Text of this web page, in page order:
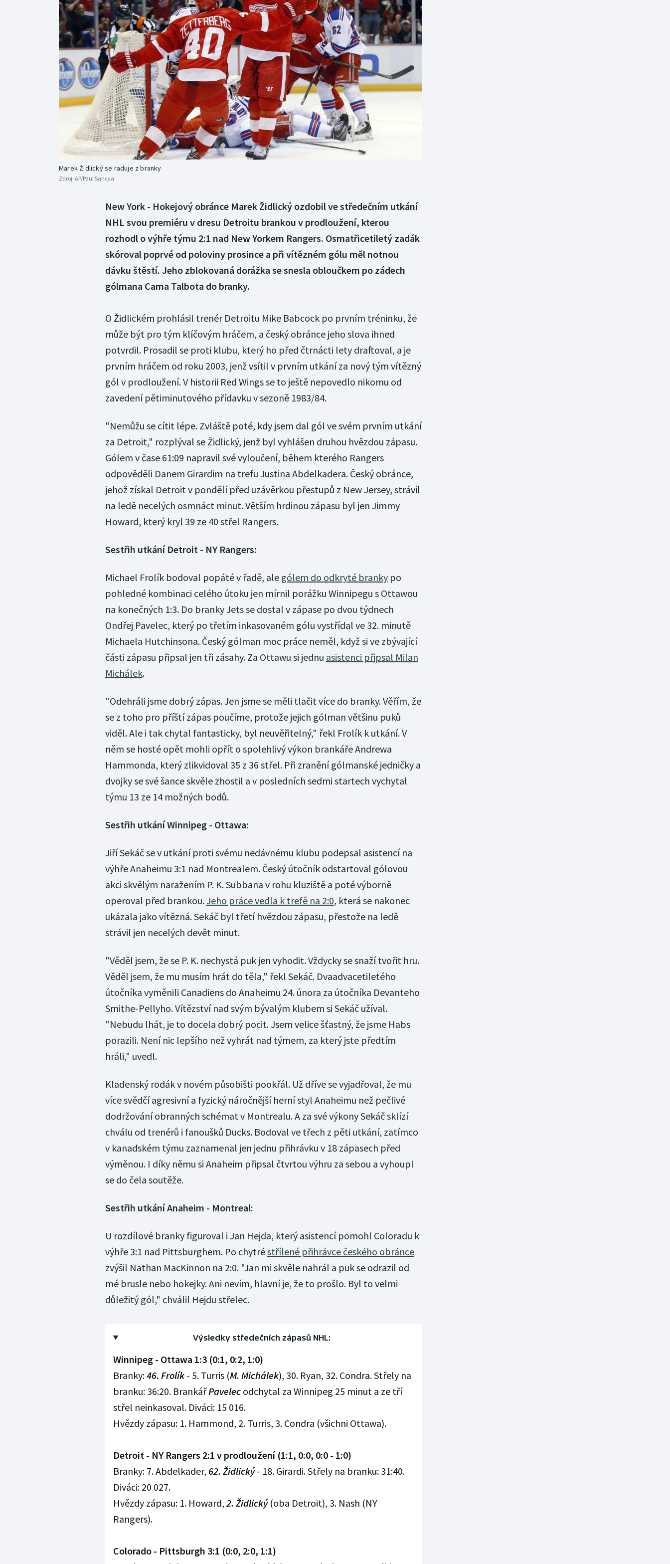
Curling
Dostihy
Florbal
Futsal
Golf
Gymnastika
Moderní pětiboj
Motorsport
Olympijské hry
Parasport
Plavání
Plážový volejbal
Triatlon
Veslování
Vodní slalom
Volejbal
Marek Židlický se raduje z branky
Zdroj: AP/Paul Sancya
New York - Hokejový obránce Marek Židlický ozdobil ve středečním utkání
NHL svou premiéru v dresu Detroitu brankou v prodloužení, kterou
rozhodl o výhře týmu 2:1 nad New Yorkem Rangers. Osmatřicetiletý zadák
skóroval poprvé od poloviny prosince a při vítězném gólu měl notnou
dávku štěstí. Jeho zblokovaná dorážka se snesla obloučkem po zádech
gólmana Cama Talbota do branky.
O Židlickém prohlásil trenér Detroitu Mike Babcock po prvním tréninku, že
může být pro tým klíčovým hráčem, a český obránce jeho slova ihned
potvrdil. Prosadil se proti klubu, který ho před čtrnácti lety draftoval, a je
prvním hráčem od roku 2003, jenž vsítil v prvním utkání za nový tým vítězný
gól v prodloužení. V historii Red Wings se to ještě nepovedlo nikomu od
zavedení pětiminutového přídavku v sezoně 1983/84.
"Nemůžu se cítit lépe. Zvláště poté, kdy jsem dal gól ve svém prvním utkání
za Detroit," rozplýval se Židlický, jenž byl vyhlášen druhou hvězdou zápasu.
Gólem v čase 61:09 napravil své vyloučení, během kterého Rangers
odpověděli Danem Girardim na trefu Justina Abdelkadera. Český obránce,
jehož získal Detroit v pondělí před uzávěrkou přestupů z New Jersey, strávil
na ledě necelých osmnáct minut. Větším hrdinou zápasu byl jen Jimmy
Howard, který kryl 39 ze 40 střel Rangers.
Sestřih utkání Detroit - NY Rangers:
Michael Frolík bodoval popáté v řadě, ale gólem do odkryté brankypo
pohledné kombinaci celého útoku jen mírnil porážku Winnipegu s Ottawou
na konečných 1:3. Do branky Jets se dostal v zápase po dvou týdnech
Ondřej Pavelec, který po třetím inkasovaném gólu vystřídal ve 32. minutě
Michaela Hutchinsona. Český gólman moc práce neměl, když si ve zbývající
části zápasu připsal jen tři zásahy. Za Ottawu si jednu asistenci připsal Milan
Michálek.
"Odehráli jsme dobrý zápas. Jen jsme se měli tlačit více do branky. Věřím, že
se z toho pro příští zápas poučíme, protože jejich gólman většinu puků
viděl. Ale i tak chytal fantasticky, byl neuvěřitelný," řekl Frolík k utkání. V
něm se hosté opět mohli opřít o spolehlivý výkon brankáře Andrewa
Hammonda, který zlikvidoval 35 z 36 střel. Při zranění gólmanské jedničky a
dvojky se své šance skvěle zhostil a v posledních sedmi startech vychytal
týmu 13 ze 14 možných bodů.
Sestřih utkání Winnipeg - Ottawa:
Jiří Sekáč se v utkání proti svému nedávnému klubu podepsal asistencí na
výhře Anaheimu 3:1 nad Montrealem. Český útočník odstartoval gólovou
akci skvělým naražením P. K. Subbana v rohu kluziště a poté výborně
operoval před brankou.Jeho práce vedla k trefě na 2:0, která se nakonec
ukázala jako vítězná. Sekáč byl třetí hvězdou zápasu, přestože na ledě
strávil jen necelých devět minut.
"Věděl jsem, že se P. K. nechystá puk jen vyhodit. Vždycky se snaží tvořit hru.
Věděl jsem, že mu musím hrát do těla," řekl Sekáč. Dvaadvacetiletého
útočníka vyměnili Canadiens do Anaheimu 24. února za útočníka Devanteho
Smithe-Pellyho. Vítězství nad svým bývalým klubem si Sekáč užíval.
"Nebudu lhát, je to docela dobrý pocit. Jsem velice šťastný, že jsme Habs
porazili. Není nic lepšího než vyhrát nad týmem, za který jste předtím
hráli," uvedl.
Kladenský rodák v novém působišti pookřál. Už dříve se vyjadřoval, že mu
více svědčí agresivní a fyzický náročnější herní styl Anaheimu než pečlivé
dodržování obranných schémat v Montrealu. A za své výkony Sekáč sklízí
chválu od trenérů i fanoušků Ducks. Bodoval ve třech z pěti utkání, zatímco
v kanadském týmu zaznamenal jen jednu přihrávku v 18 zápasech před
výměnou. I díky němu si Anaheim připsal čtvrtou výhru za sebou a vyhoupl
se do čela soutěže.
Sestřih utkání Anaheim - Montreal:
U rozdílové branky figuroval i Jan Hejda, který asistencí pomohl Coloradu k
výhře 3:1 nad Pittsburghem. Po chytréstřílené přihrávce českého obránce
zvýšil Nathan MacKinnon na 2:0. "Jan mi skvěle nahrál a puk se odrazil od
mé brusle nebo hokejky. Ani nevím, hlavní je, že to prošlo. Byl to velmi
důležitý gól," chválil Hejdu střelec.
Výsledky středečních zápasů NHL:
Winnipeg - Ottawa 1:3 (0:1, 0:2, 1:0)
Branky:46. Frolík- 5. Turris (M. Michálek), 30. Ryan, 32. Condra. Střely na
branku: 36:20. BrankářPavelecodchytal za Winnipeg 25 minut a ze tří
střel neinkasoval. Diváci: 15 016.
Hvězdy zápasu: 1. Hammond, 2. Turris, 3. Condra (všichni Ottawa).
Detroit - NY Rangers 2:1 v prodloužení (1:1, 0:0, 0:0 - 1:0)
Branky: 7. Abdelkader, 62. Židlický- 18. Girardi. Střely na branku: 31:40.
Diváci: 20 027.
Hvězdy zápasu: 1. Howard,2. Židlický(oba Detroit), 3. Nash (NY
Rangers).
Colorado - Pittsburgh 3:1 (0:0, 2:0, 1:1)